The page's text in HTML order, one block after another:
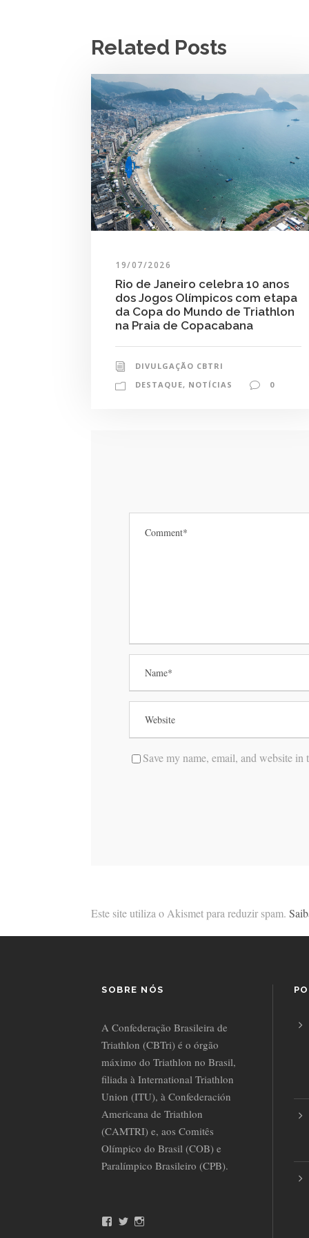
Related Posts
19/07/2026
Rio de Janeiro celebra 10 anos
dos Jogos Olímpicos com etapa
da Copa do Mundo de Triathlon
na Praia de Copacabana
DIVULGAÇÃO CBTRI
DESTAQUE, NOTÍCIAS 0
Save my name, email, and website
Este site utiliza o Akismet para reduzir spam.
SOBRE NÓS
A Confederação Brasileira de
Triathlon (CBTri) é o órgão
máximo do Triathlon no Brasil,
filiada à International Triathlon
Union (ITU), à Confederación
Americana de Triathlon
(CAMTRI) e, aos Comitês
Olímpico do Brasil (COB) e
Paralímpico Brasileiro (CPB).
T